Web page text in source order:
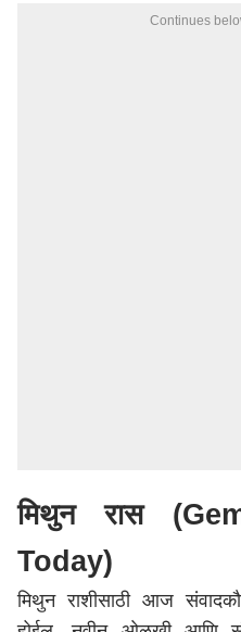
Continues
मिथुन रास
Today)
मिथुन राशीसाठी आज